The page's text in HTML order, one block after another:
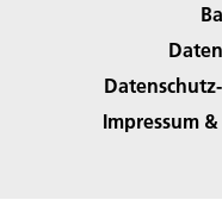
Impressum